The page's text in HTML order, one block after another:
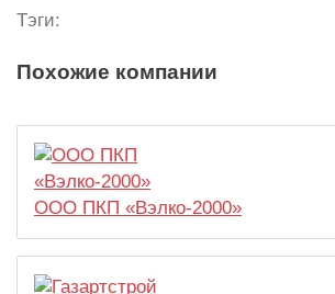
Тэги:
Похожие компании
ООО ПКП «Вэлко-2000»